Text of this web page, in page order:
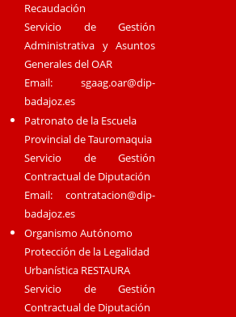
Recaudación
Servicio de Gestión
Administrativa y Asuntos
Generales del OAR
Email:sgaag.oar@dip-
badajoz.es
Patronato de la Escuela
Provincial de Tauromaquia
Servicio de Gestión
Contractual de Diputación
Email:contratacion@dip-
badajoz.es
Organismo Autónomo
Protección de la Legalidad
Urbanística RESTAURA
Servicio de Gestión
Contractual de Diputación